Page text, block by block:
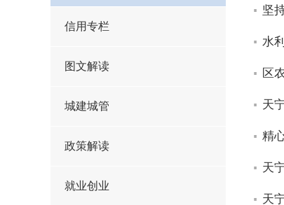
信用专栏
图文解读
城建城管
政策解读
就业创业
坚
水
区
天
精
天
天